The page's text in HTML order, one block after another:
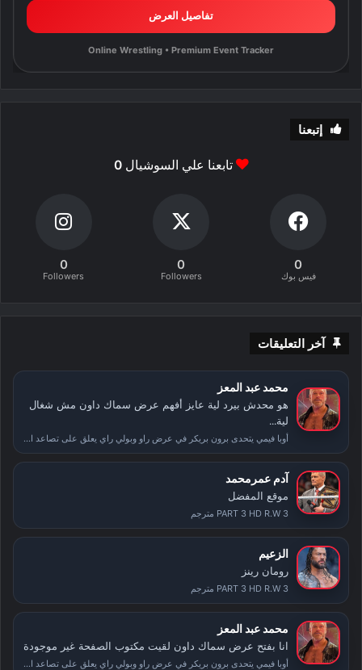
تفاصيل العرض
Online Wrestling • Premium Event Tracker
إتبعنا
تابعنا علي السوشيال0
0
فيس بوك
0
Followers
0
Followers
آخر التعليقات
محمد عبد المعز
هو محدش بيرد لية عايز أفهم عرض سماك داون مش شغال
لية...
أوبا فيمي يتحدى برون بريكر في عرض راو وبولي راي يعلق على تصاعد الأحداث بعد سمر سلام
آدم عمرمحمد
موقع المفضل
PART 3 HD R.W 3 مترجم
الزعيم
رومان رينز
PART 3 HD R.W 3 مترجم
محمد عبد المعز
انا بفتح عرض سماك داون لقيت مكتوب الصفحة غير موجودة
أوبا فيمي يتحدى برون بريكر في عرض راو وبولي راي يعلق على تصاعد الأحداث بعد سمر سلام